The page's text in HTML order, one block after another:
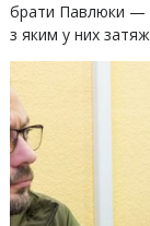
брати Павлюки —
з яким у них